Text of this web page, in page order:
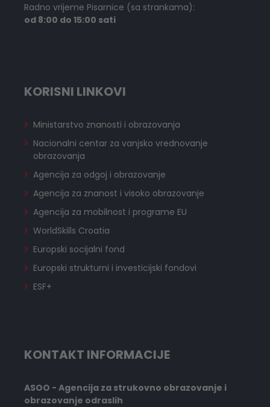
Radno vrijeme Pisarnice (sa strankama):
od 8:00 do 15:00 sati
KORISNI LINKOVI
Ministarstvo znanosti i obrazovanja
Nacionalni centar za vanjsko vrednovanje
obrazovanja
Agencija za odgoj i obrazovanje
Agencija za znanost i visoko obrazovanje
Agencija za mobilnost i programe EU
WorldSkills Croatia
Europski socijalni fond
Europski strukturni i investicijski fondovi
ESF+
KONTAKT INFORMACIJE
ASOO - Agencija za strukovno obrazovanje i
obrazovanje odraslih